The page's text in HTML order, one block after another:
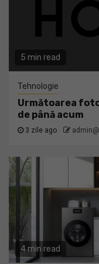
5 min read
Tehnologie
Următoarea
de până acum
3 zile ago admin@
4 min read